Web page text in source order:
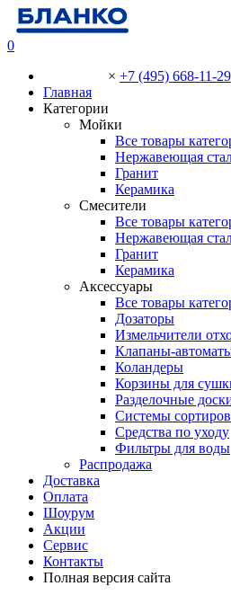
0
× +7 (495) 668-11-29
Главная
Категории
Мойки
Все товары
Нержавеющая
Гранит
Керамика
Смесители
Все товары
Нержавеющая
Гранит
Керамика
Аксессуары
Все товары
Дозаторы
Измельчители
Клапаны-
Коландеры
Корзины для
Разделочные
Системы
Средства по уходу
Фильтры для воды
Распродажа
Доставка
Оплата
Шоурум
Акции
Сервис
Контакты
Полная версия сайта